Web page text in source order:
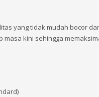
yang tidak mudah bocor
kini sehingga